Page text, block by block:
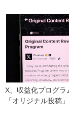
X、収益化プログ
「オリジナル投稿